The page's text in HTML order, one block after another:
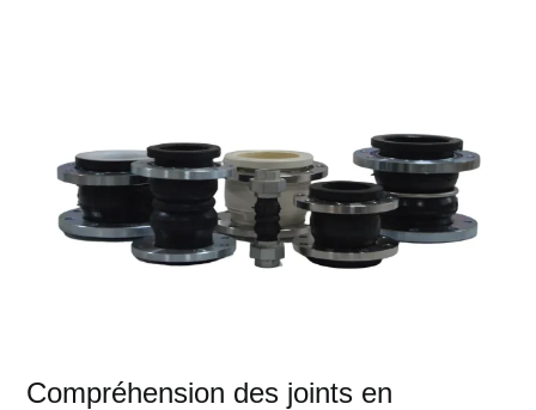
Compréhension des joints en